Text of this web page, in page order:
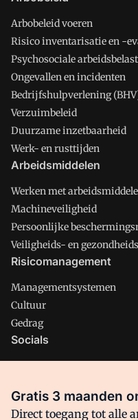
Arbobeleid voeren
Risico inventarisatie en -
Psychosociale
Ongevallen en incidenten
Bedrijfshulpverlening
Verzuimbeleid
Duurzame inzetbaarheid
Werk- en rusttijden
Arbeidsmiddelen
Werken met
Machineveiligheid
Persoonlijke
Veiligheids- en
Risicomanagement
Managementsystemen
Cultuur
Gedrag
Socials
Facebook
Gratis 3 maanden
Direct toegang tot alle